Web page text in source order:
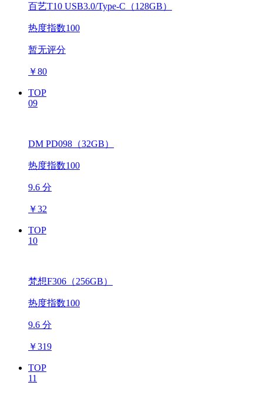
百艺T10 USB3.0/Type-C（128GB）
热度指数100
暂无评分
￥80
TOP
09
DM PD098（32GB）
热度指数100
9.6 分
￥32
TOP
10
梵想F306（256GB）
热度指数100
9.6 分
￥319
TOP
11